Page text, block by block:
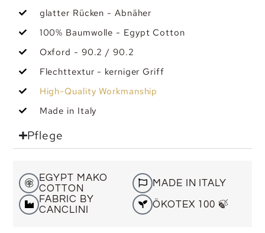
glatter Rücken - Abnäher
100% Baumwolle - Egypt Cotton
Oxford - 90.2 / 90.2
Flechttextur - kerniger Griff
High-Quality Workmanship
Made in Italy
Pflege
EGYPT MAKO
COTTON
MADE IN ITALY
FABRIC BY
CANCLINI
ÖKOTEX 100 🍃